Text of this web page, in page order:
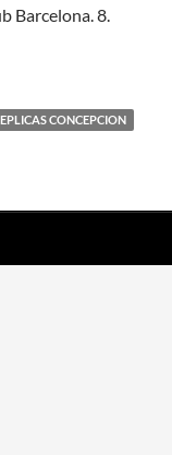
Barcelona. 8.
CONCEPCION